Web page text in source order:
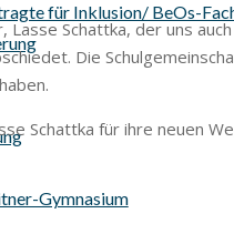
für Inklusion/ BeOs-
Gymnasium
Schattka, der uns
Die
Schattka für ihre neuen